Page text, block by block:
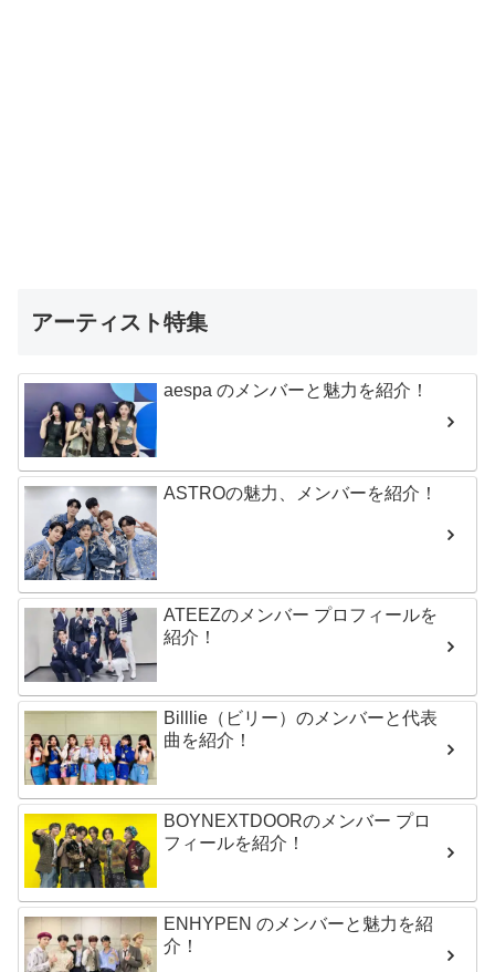
アーティスト特集
aespa のメンバーと魅力を紹介！
ASTROの魅力、メンバーを紹介！
ATEEZのメンバー プロフィールを
紹介！
Billlie（ビリー）のメンバーと代表
曲を紹介！
BOYNEXTDOORのメンバー プロ
フィールを紹介！
ENHYPEN のメンバーと魅力を紹
介！